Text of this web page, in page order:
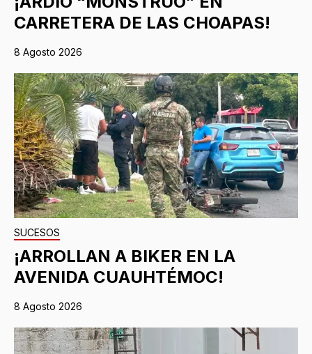
CARRETERA DE LAS CHOAPAS!
8 Agosto 2026
SUCESOS
¡ARROLLAN A BIKER EN LA
AVENIDA CUAUHTÉMOC!
8 Agosto 2026